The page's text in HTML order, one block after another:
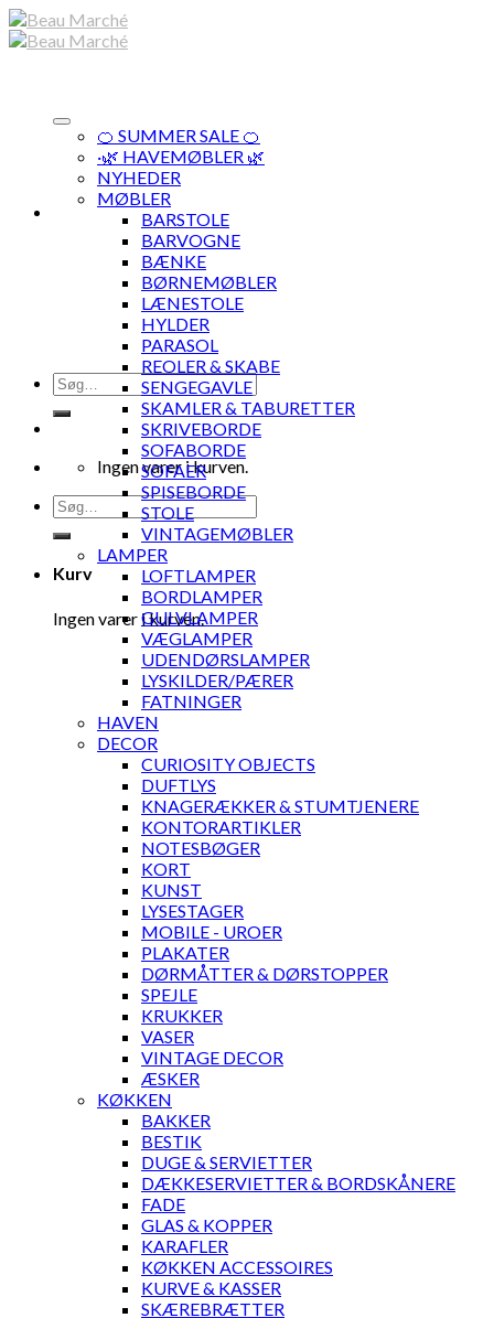
Skip
to
Søg
efter:
Ingen varer i kurven.
Søg
efter:
Kurv
Ingen varer i kurven.
🍊 SUMMER SALE 🍊
·🌿 HAVEMØBLER 🌿
NYHEDER
MØBLER
BARSTOLE
BARVOGNE
BÆNKE
BØRNEMØBLER
LÆNESTOLE
HYLDER
PARASOL
REOLER & SKABE
SENGEGAVLE
SKAMLER & TABURETTER
SKRIVEBORDE
SOFABORDE
SOFAER
SPISEBORDE
STOLE
VINTAGEMØBLER
LAMPER
LOFTLAMPER
BORDLAMPER
GULVLAMPER
VÆGLAMPER
UDENDØRSLAMPER
LYSKILDER/PÆRER
FATNINGER
HAVEN
DECOR
CURIOSITY OBJECTS
DUFTLYS
KNAGERÆKKER & STUMTJENERE
KONTORARTIKLER
NOTESBØGER
KORT
KUNST
LYSESTAGER
MOBILE - UROER
PLAKATER
DØRMÅTTER & DØRSTOPPER
SPEJLE
KRUKKER
VASER
VINTAGE DECOR
ÆSKER
KØKKEN
BAKKER
BESTIK
DUGE & SERVIETTER
DÆKKESERVIETTER & BORDSKÅNERE
FADE
GLAS & KOPPER
KARAFLER
KØKKEN ACCESSOIRES
KURVE & KASSER
SKÆREBRÆTTER